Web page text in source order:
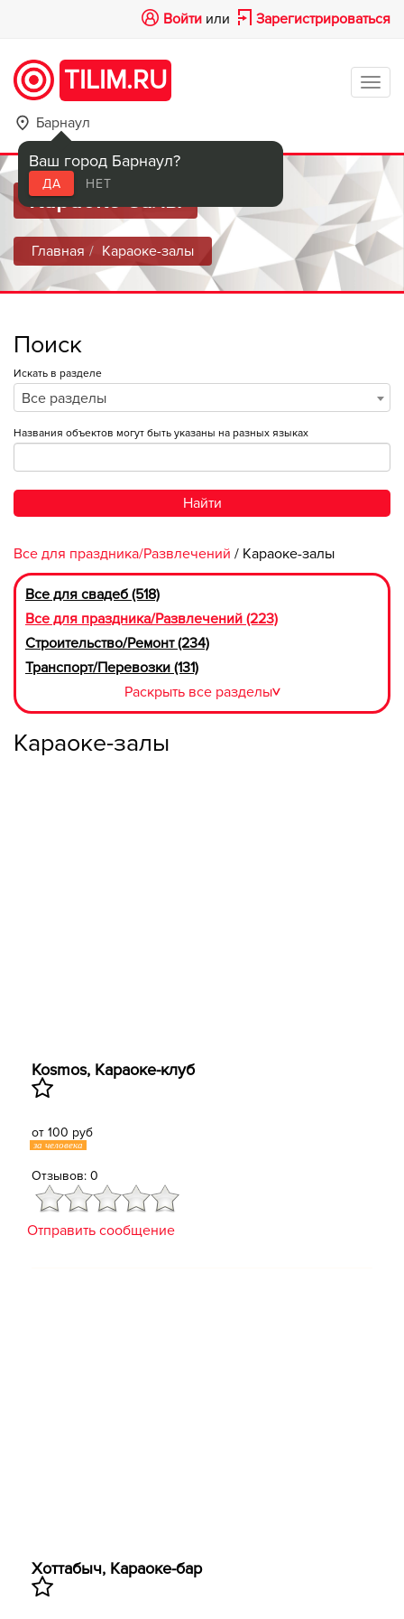
Войти или Зарегистрироваться
TILIM.RU
Барнаул
Ваш город Барнаул?
ДА НЕТ
Караоке-залы
Главная Караоке-залы
Поиск
Искать в разделе
Все разделы
Названия объектов могут быть указаны на разных языках
Найти
Все для праздника/Развлечений / Караоке-залы
Все для свадеб (518)
Все для праздника/Развлечений (223)
Строительство/Ремонт (234)
Транспорт/Перевозки (131)
Раскрыть все разделы>
Караоке-залы
Kosmos, ​Караоке-клуб
от 100 руб
за человека
Отзывов: 0
Отправить сообщение
Хоттабыч, ​Караоке-бар